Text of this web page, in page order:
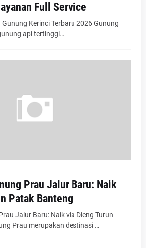
Full Service
Kerinci Terbaru 2026 Gunung
api tertinggi…
Prau Jalur Baru: Naik
Patak Banteng
Jalur Baru: Naik via Dieng Turun
Prau merupakan destinasi …